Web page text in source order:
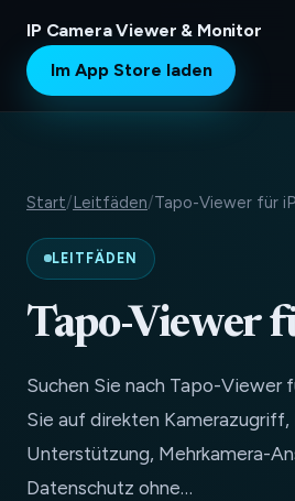
IP Camera Viewer & Monitor
Im App Store laden
Start/Leitfäden/Tapo-Viewer für
LEITFÄDEN
Tapo-Viewer
Suchen Sie nach Tapo-Viewer
Sie auf direkten Kamerazugriff,
Unterstützung, Mehrkamera-
Datenschutz ohne…